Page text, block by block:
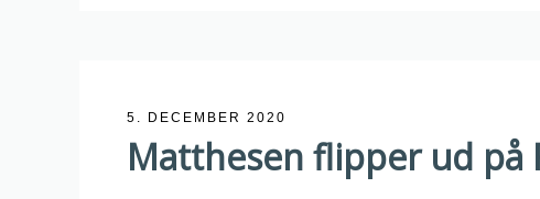
5. DECEMBER 2020
Matthesen flipper ud på